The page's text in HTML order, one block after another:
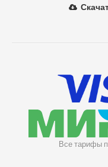
Все тарифы